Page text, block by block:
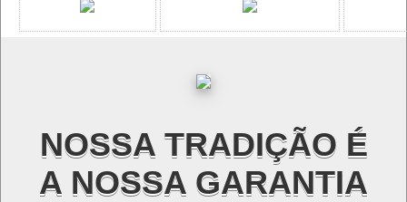
NOSSA TRADIÇÃO É
A NOSSA GARANTIA